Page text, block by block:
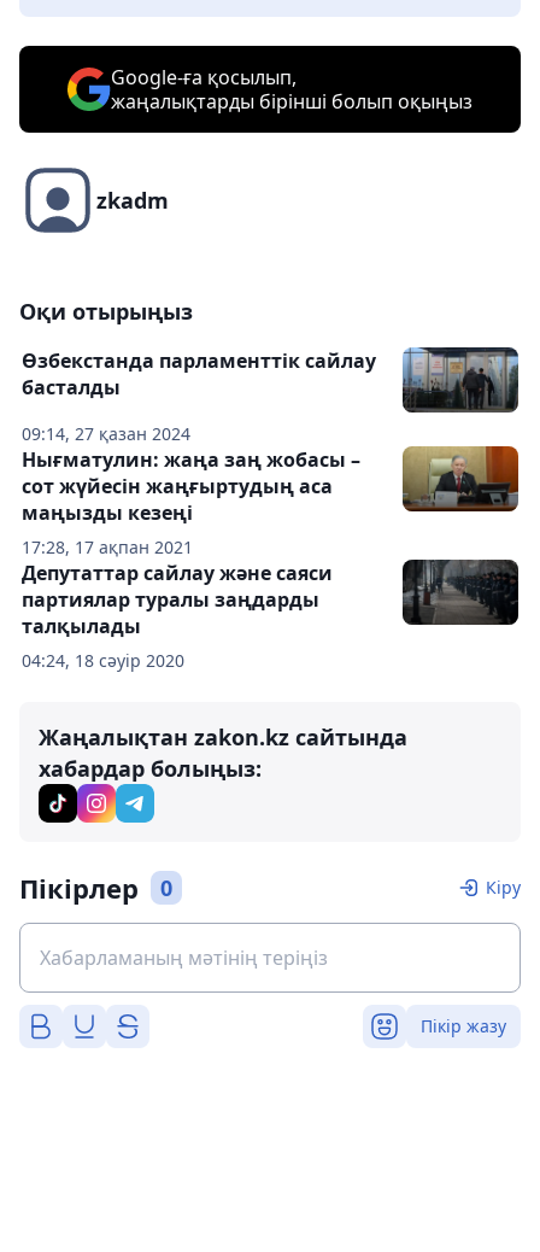
Google-ға қосылып,
жаңалықтарды бірінші болып оқыңыз
zkadm
Оқи отырыңыз
09:14, 27 қазан 2024
Өзбекстанда парламенттік сайлау
басталды
17:28, 17 ақпан 2021
Нығматулин: жаңа заң жобасы –
сот жүйесін жаңғыртудың аса
маңызды кезеңі
04:24, 18 сәуір 2020
Депутаттар сайлау және саяси
партиялар туралы заңдарды
талқылады
Жаңалықтан zakon.kz сайтында
хабардар болыңыз:
Пікірлер 0 Кіру
Пікір жазу